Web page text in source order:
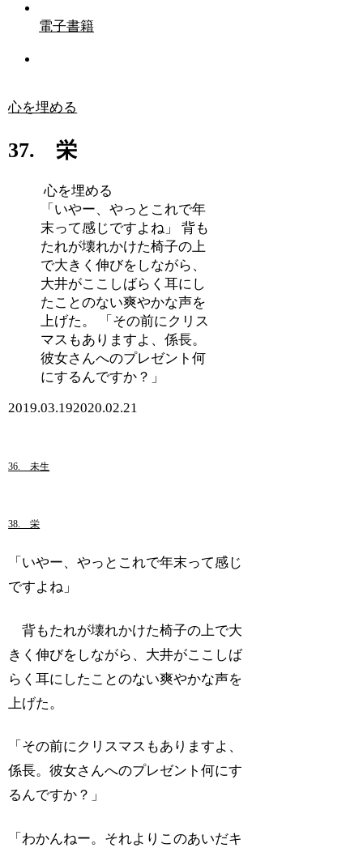
電子書籍
心を埋める
37. 栄
心を埋める
「いやー、やっとこれで年
末って感じですよね」 背も
たれが壊れかけた椅子の上
で大きく伸びをしながら、
大井がここしばらく耳にし
たことのない爽やかな声を
上げた。 「その前にクリス
マスもありますよ、係長。
彼女さんへのプレゼント何
にするんですか？」
2019.03.192020.02.21
36. 未生
38. 栄
「いやー、やっとこれで年末って感じ
ですよね」
背もたれが壊れかけた椅子の上で大
きく伸びをしながら、大井がここしば
らく耳にしたことのない爽やかな声を
上げた。
「その前にクリスマスもありますよ、
係長。彼女さんへのプレゼント何にす
るんですか？」
「わかんねー。それよりこのあいだキ